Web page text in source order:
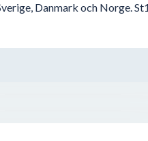
Danmark och Norge.